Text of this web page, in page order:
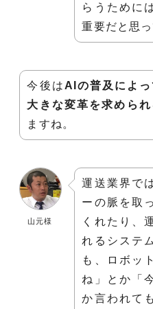
らうために
重要だと思っ
今後は AIの普及によ
大きな変革を求められ
ますね。
山元様
運送業界で
ーの脈を取
くれたり、
れるシステ
も、ロボッ
ね」とか「
か言われて